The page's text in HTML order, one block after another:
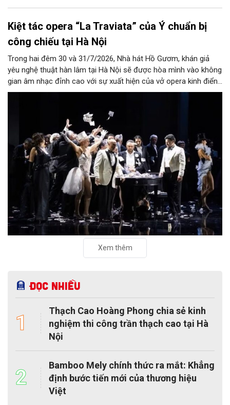
Kiệt tác opera “La Traviata” của Ý chuẩn bị
công chiếu tại Hà Nội
Trong hai đêm 30 và 31/7/2026, Nhà hát Hồ Gươm, khán giả
yêu nghệ thuật hàn lâm tại Hà Nội sẽ được hòa mình vào không
gian âm nhạc đỉnh cao với sự xuất hiện của vở opera kinh điển
“La Traviata”.
Xem thêm
Đọc nhiều
1
Thạch Cao Hoàng Phong chia sẻ kinh
nghiệm thi công trần thạch cao tại Hà
Nội
2
Bamboo Mely chính thức ra mắt: Khẳng
định bước tiến mới của thương hiệu
Việt